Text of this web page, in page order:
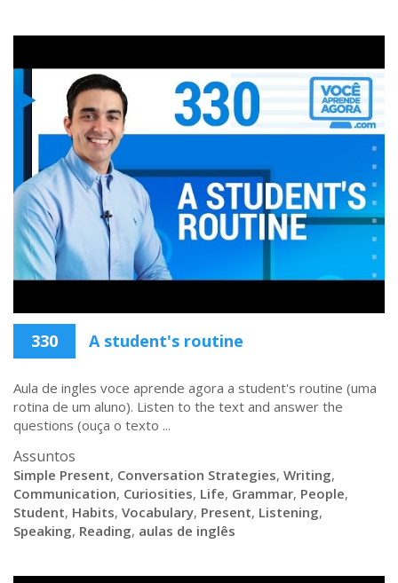
330 A student's routine
Aula de ingles voce aprende agora a student's routine (uma
rotina de um aluno). Listen to the text and answer the
questions (ouça o texto ...
Assuntos
Simple Present, Conversation Strategies, Writing,
Communication, Curiosities, Life, Grammar, People,
Student, Habits, Vocabulary, Present, Listening,
Speaking, Reading, aulas de inglês